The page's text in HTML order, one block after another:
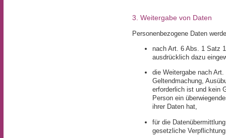
3. Weitergabe von Daten
Personenbezogene Daten
nach Art. 6 Abs. 1 Satz
ausdrücklich dazu
die Weitergabe nach
Geltendmachung,
erforderlich ist und kein
Person ein
ihrer Daten hat,
für die
gesetzliche